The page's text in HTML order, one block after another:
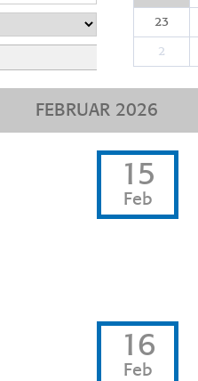
23
2
FEBRUAR 2026
15
Feb
16
Feb